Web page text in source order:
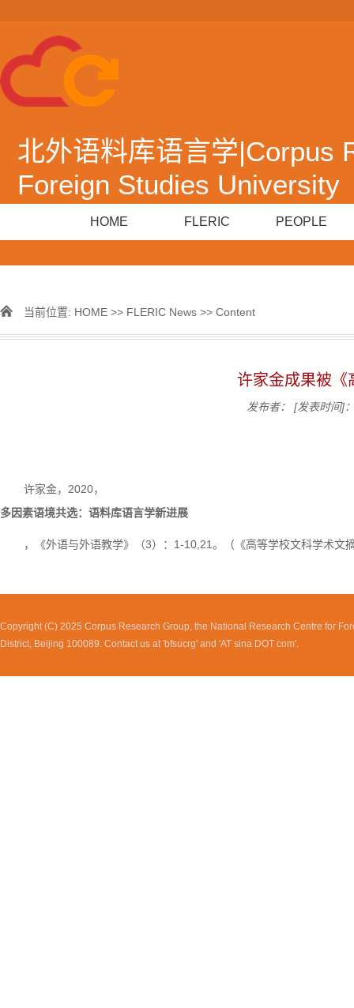
北外语料库语言学|Corpus
Foreign Studies University
HOME FLERIC PEOPLE
当前位置: HOME >> FLERIC News >> Content
许家金成果被《
发布者： [发表时间]
许家金，2020，
多因素语境共选：语料库语言学新进展
，《外语与外语教学》（3）：1-10,21。（《高等学校文科学术文
Copyright (C) 2025 Corpus Research Group, the National Research Centre for
District, Beijing 100089. Contact us at 'bfsucrg' and 'AT sina DOT com'.